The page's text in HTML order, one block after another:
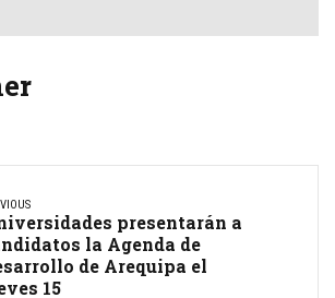
presentarán a
la Agenda de
de Arequipa el
15